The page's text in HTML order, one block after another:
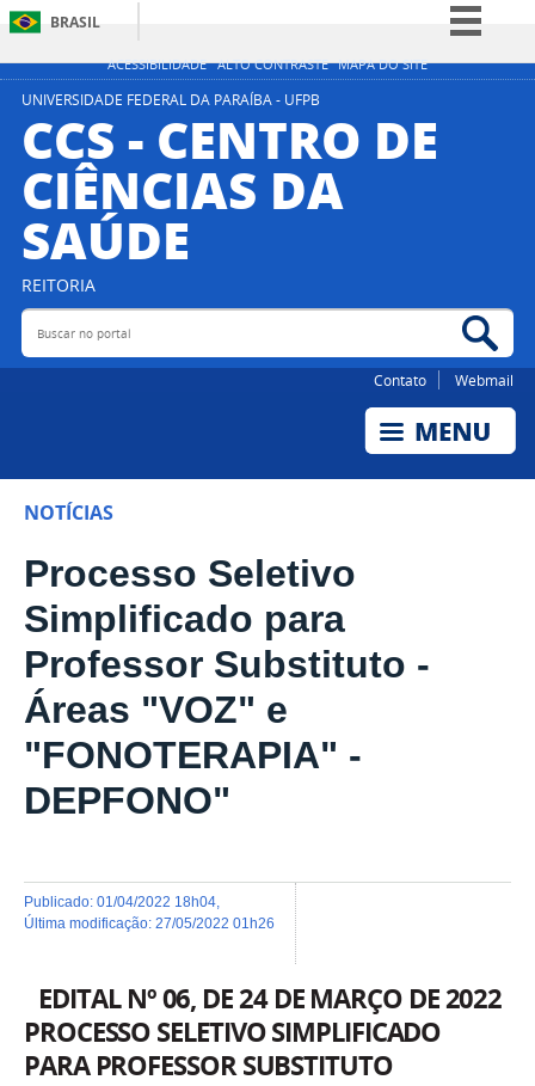
ACESSIBILIDADE ALTO CONTRASTE MAPA DO SITE
BRASIL
Simplifique!
Participe
Acesso à informação
Legislação
UNIVERSIDADE FEDERAL DA PARAÍBA - UFPB
CCS - CENTRO DE
CIÊNCIAS DA
SAÚDE
REITORIA
Buscar no portal
Contato Webmail
NOTÍCIAS
Processo Seletivo
Simplificado para
Professor Substituto -
Áreas "VOZ" e
"FONOTERAPIA" -
DEPFONO"
publicado: 01/04/2022 18h04
última modificação: 27/05/2022 01h26
EDITAL Nº 06, DE 24 DE MARÇO DE 2022
PROCESSO SELETIVO SIMPLIFICADO
PARA PROFESSOR SUBSTITUTO